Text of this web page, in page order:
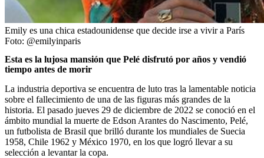
Emily es una chica estadounidense que decide irse a vivir a París
Foto: @emilyinparis
Esta es la lujosa mansión que Pelé disfrutó por años y vendió
tiempo antes de morir
La industria deportiva se encuentra de luto tras la lamentable noticia
sobre el fallecimiento de una de las figuras más grandes de la
historia. El pasado jueves 29 de diciembre de 2022 se conoció en el
ámbito mundial la muerte de Edson Arantes do Nascimento, Pelé,
un futbolista de Brasil que brilló durante los mundiales de Suecia
1958, Chile 1962 y México 1970, en los que logró llevar a su
selección a levantar la copa.